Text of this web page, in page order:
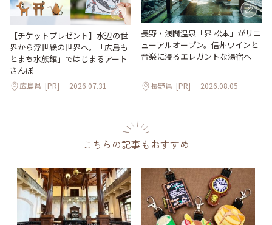
【チケットプレゼント】水辺の世
界から浮世絵の世界へ。「広島も
とまち水族館」ではじまるアート
さんぽ
広島県 [PR] 2026.07.31
長野・浅間温泉「界 松本」がリニ
ューアルオープン。信州ワインと
音楽に浸るエレガントな湯宿へ
長野県 [PR] 2026.08.05
こちらの記事もおすすめ